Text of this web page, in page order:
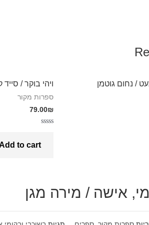
/ נחום גוטמן ויהי בוקר / סייד
ספרות מקור
79.00₪
to cart
אישה / מירה מגן